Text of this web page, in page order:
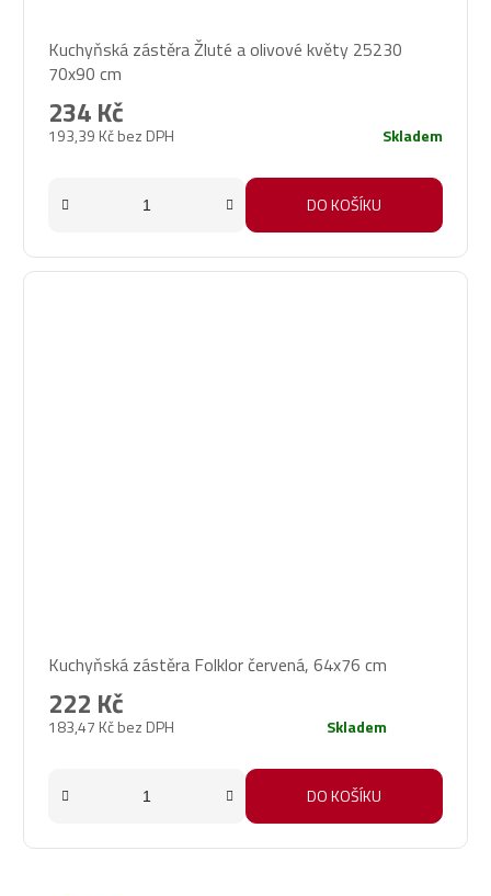
Kuchyňská zástěra Žluté a olivové květy 25230
70x90 cm
193,39 Kč bez DPH
234 Kč
Skladem
DO KOŠÍKU
hodnocení
produktu
je
Kuchyňská zástěra Folklor červená, 64x76 cm
183,47 Kč bez DPH
222 Kč
Skladem
DO KOŠÍKU